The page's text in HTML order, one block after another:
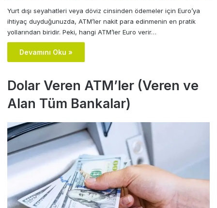
Yurt dışı seyahatleri veya döviz cinsinden ödemeler için Euro’ya
ihtiyaç duyduğunuzda, ATM’ler nakit para edinmenin en pratik
yollarından biridir. Peki, hangi ATM’ler Euro verir…
Devamını Oku »
Dolar Veren ATM’ler (Veren ve
Alan Tüm Bankalar)